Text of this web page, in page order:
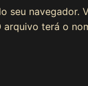
seu navegador.
terá o